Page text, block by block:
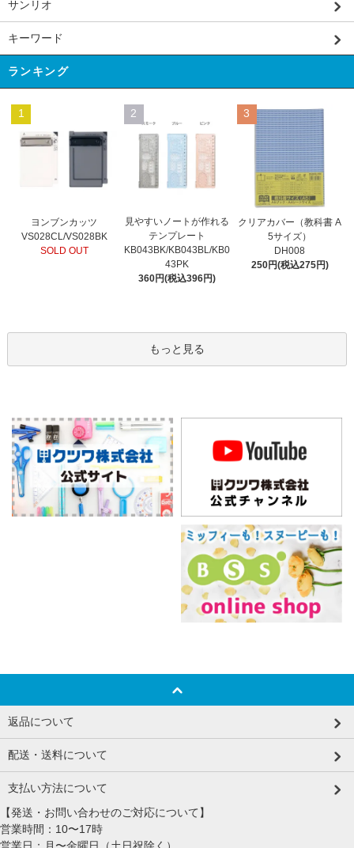
サンリオ
キーワード
ランキング
1
ヨンブンカッツ
VS028CL/VS028BK
SOLD OUT
2
見やすいノートが作れる
テンプレート
KB043BK/KB043BL/KB0
43PK
360円(税込396円)
3
クリアカバー（教科書 A
5サイズ）
DH008
250円(税込275円)
もっと見る
返品について
配送・送料について
支払い方法について
【発送・お問い合わせのご対応について】
営業時間：10〜17時
営業日：月〜金曜日（土日祝除く）